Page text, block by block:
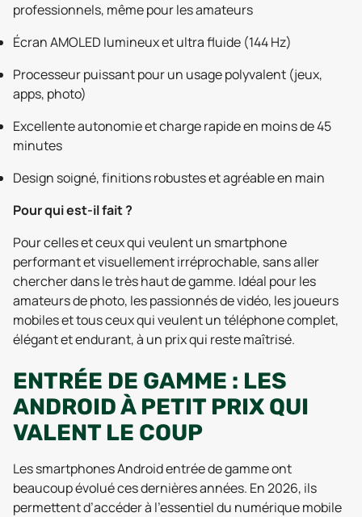
professionnels, même pour les amateurs
Écran AMOLED lumineux et ultra fluide (144 Hz)
Processeur puissant pour un usage polyvalent (jeux,
apps, photo)
Excellente autonomie et charge rapide en moins de 45
minutes
Design soigné, finitions robustes et agréable en main
Pour qui est-il fait ?
Pour celles et ceux qui veulent un smartphone
performant et visuellement irréprochable, sans aller
chercher dans le très haut de gamme. Idéal pour les
amateurs de photo, les passionnés de vidéo, les joueurs
mobiles et tous ceux qui veulent un téléphone complet,
élégant et endurant, à un prix qui reste maîtrisé.
ENTRÉE DE GAMME : LES
ANDROID À PETIT PRIX QUI
VALENT LE COUP
Les smartphones Android entrée de gamme ont
beaucoup évolué ces dernières années. En 2026, ils
permettent d’accéder à l’essentiel du numérique mobile